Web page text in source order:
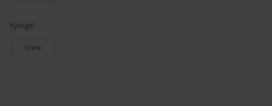
Spiegel
ohne